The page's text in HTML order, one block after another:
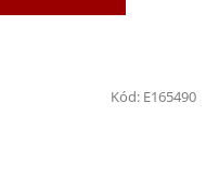
Kód: E165490